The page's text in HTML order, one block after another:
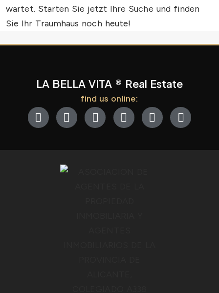
wartet. Starten Sie jetzt Ihre Suche und finden
Sie Ihr Traumhaus noch heute!
LA BELLA VITA ® Real Estate
find us online: